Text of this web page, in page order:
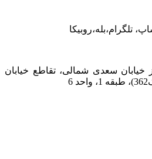
تلگرام،بله،روبیکا
خیابان سعدی شمالی، تقاطع خیابان